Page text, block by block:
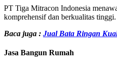
PT Tiga Mitracon Indonesia
komprehensif dan berkualitas tinggi.
Baca juga : Jual Bata Ringan
Jasa Bangun Rumah